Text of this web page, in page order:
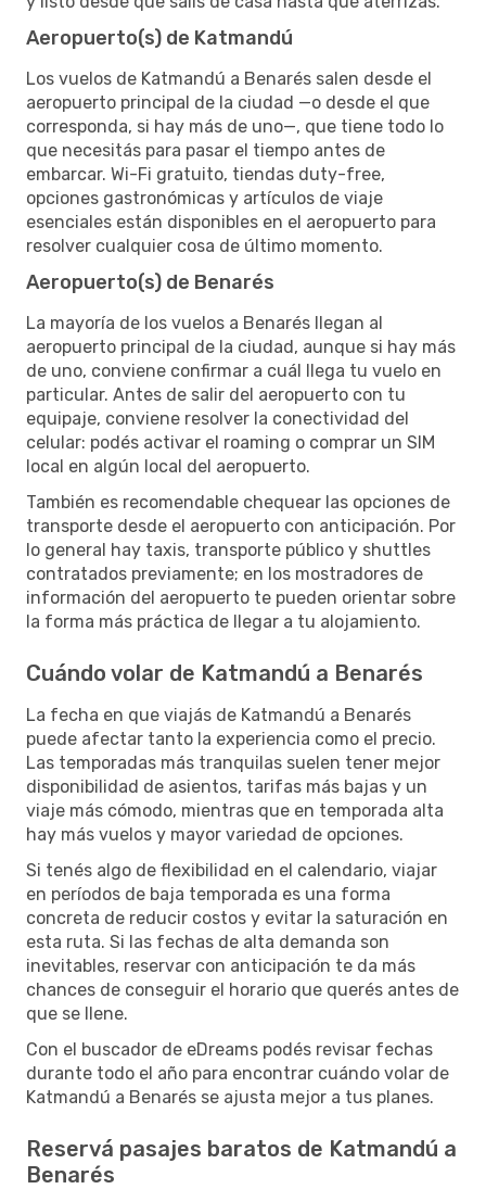
Aeropuerto(s) de Katmandú
Los vuelos de Katmandú a Benarés salen desde el
aeropuerto principal de la ciudad —o desde el que
corresponda, si hay más de uno—, que tiene todo lo
que necesitás para pasar el tiempo antes de
embarcar. Wi-Fi gratuito, tiendas duty-free,
opciones gastronómicas y artículos de viaje
esenciales están disponibles en el aeropuerto para
resolver cualquier cosa de último momento.
Aeropuerto(s) de Benarés
La mayoría de los vuelos a Benarés llegan al
aeropuerto principal de la ciudad, aunque si hay más
de uno, conviene confirmar a cuál llega tu vuelo en
particular. Antes de salir del aeropuerto con tu
equipaje, conviene resolver la conectividad del
celular: podés activar el roaming o comprar un SIM
local en algún local del aeropuerto.
También es recomendable chequear las opciones de
transporte desde el aeropuerto con anticipación. Por
lo general hay taxis, transporte público y shuttles
contratados previamente; en los mostradores de
información del aeropuerto te pueden orientar sobre
la forma más práctica de llegar a tu alojamiento.
Cuándo volar de Katmandú a Benarés
La fecha en que viajás de Katmandú a Benarés
puede afectar tanto la experiencia como el precio.
Las temporadas más tranquilas suelen tener mejor
disponibilidad de asientos, tarifas más bajas y un
viaje más cómodo, mientras que en temporada alta
hay más vuelos y mayor variedad de opciones.
Si tenés algo de flexibilidad en el calendario, viajar
en períodos de baja temporada es una forma
concreta de reducir costos y evitar la saturación en
esta ruta. Si las fechas de alta demanda son
inevitables, reservar con anticipación te da más
chances de conseguir el horario que querés antes de
que se llene.
Con el buscador de eDreams podés revisar fechas
durante todo el año para encontrar cuándo volar de
Katmandú a Benarés se ajusta mejor a tus planes.
Reservá pasajes baratos de Katmandú a
Benarés